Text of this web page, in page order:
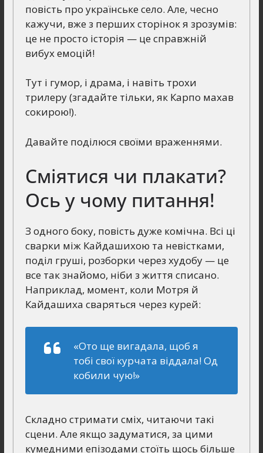
повість про українське село. Але, чесно
кажучи, вже з перших сторінок я зрозумів:
це не просто історія — це справжній
вибух емоцій!
Тут і гумор, і драма, і навіть трохи
трилеру (згадайте тільки, як Карпо махав
сокирою!).
Давайте поділюся своїми враженнями.
Сміятися чи плакати?
Ось у чому питання!
З одного боку, повість дуже комічна. Всі ці
сварки між Кайдашихою та невістками,
поділ груші, розборки через худобу — це
все так знайомо, ніби з життя списано.
Наприклад, момент, коли Мотря й
Кайдашиха сваряться через курей:
«Ото ще вигадала, щоб я
тобі свої курчата віддала! Од
кобили чую!»
Складно стримати сміх, читаючи такі
сцени. Але якщо задуматися, за цими
кумедними епізодами стоїть щось більше